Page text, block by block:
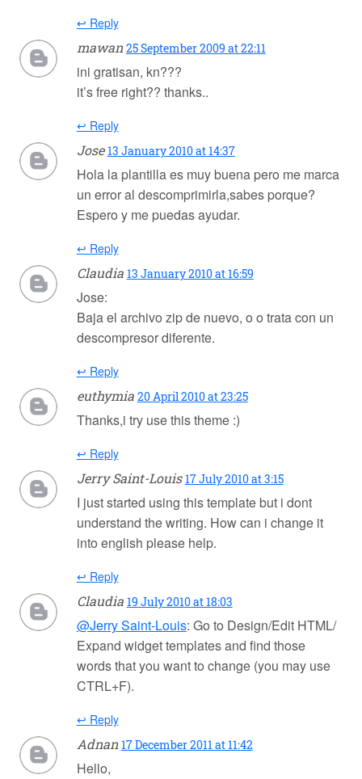
↩ Reply
mawan 25 September 2009 at 22:11
ini gratisan, kn???
it’s free right?? thanks..
↩ Reply
Jose 13 January 2010 at 14:37
Hola la plantilla es muy buena pero me marca
un error al descomprimirla,sabes porque?
Espero y me puedas ayudar.
↩ Reply
Claudia 13 January 2010 at 16:59
Jose:
Baja el archivo zip de nuevo, o o trata con un
descompresor diferente.
↩ Reply
euthymia 20 April 2010 at 23:25
Thanks,i try use this theme :)
↩ Reply
Jerry Saint-Louis 17 July 2010 at 3:15
I just started using this template but i dont
understand the writing. How can i change it
into english please help.
↩ Reply
Claudia 19 July 2010 at 18:03
@Jerry Saint-Louis: Go to Design/Edit HTML/
Expand widget templates and find those
words that you want to change (you may use
CTRL+F).
↩ Reply
Adnan 17 December 2011 at 11:42
Hello,